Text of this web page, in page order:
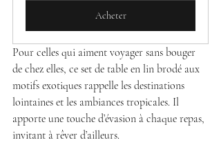
Acheter
Pour celles qui aiment voyager sans bouger
de chez elles, ce set de table en lin brodé aux
motifs exotiques rappelle les destinations
lointaines et les ambiances tropicales. Il
apporte une touche d’évasion à chaque repas,
invitant à rêver d’ailleurs.